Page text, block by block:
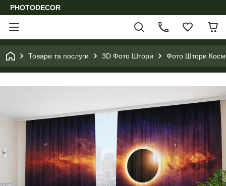
PHOTODECOR
Товари та послуги 3D Фото Штори Фото Штори